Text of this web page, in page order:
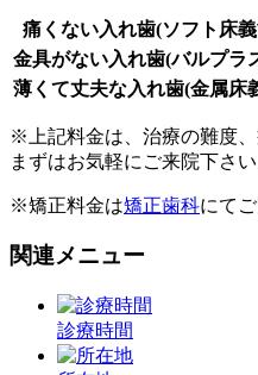
痛くない入れ歯(ソフト床
金具がない入れ歯(バルプラ
薄くて丈夫な入れ歯(金属床
※上記料金は、治療の難度、
まずはお気軽にご来院下さい
※矯正料金は矯正歯科にてご
関連メニュー
診療時間